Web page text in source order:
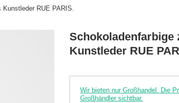
RUE PARIS.
Schokoladenfarbige
Kunstleder RUE
Wir bieten nur Großhandel. Die
Großhändler sichtbar.